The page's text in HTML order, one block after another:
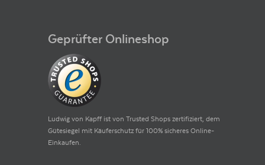
Geprüfter Onlineshop
Ludwig von Kapff ist von Trusted Shops zertifiziert, dem
Gütesiegel mit Käuferschutz für 100% sicheres Online-
Einkaufen.